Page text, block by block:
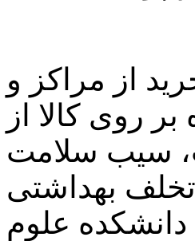
از مراکز و
روی کالا از
سیب سلامت
بهداشتی
علوم